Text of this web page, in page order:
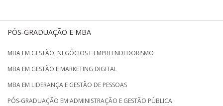
PÓS-GRADUAÇÃO E MBA
MBA EM GESTÃO, NEGÓCIOS E EMPREENDEDORISMO
MBA EM GESTÃO E MARKETING DIGITAL
MBA EM LIDERANÇA E GESTÃO DE PESSOAS
PÓS-GRADUAÇÃO EM ADMINISTRAÇÃO E GESTÃO PÚBLICA